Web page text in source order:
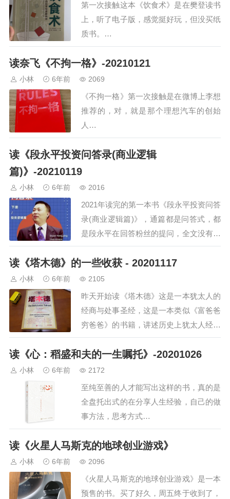
第一次接触这本《饮食术》是在樊登读书
上，听了电子版，感觉挺好玩，但没买纸
质书。…
读奈飞《不拘一格》-20210121
小林 6年前 2069
《不拘一格》第一次接触是在微博上李想
推荐的，对，就是那个理想汽车的创始
人…
读《段永平投资问答录(商业逻辑
篇)》-20210119
小林 6年前 2016
2021年读完的第一本书《段永平投资问答
录(商业逻辑篇)》，通篇都是问答式，都
是段永平在回答粉丝的提问，全文没有大
道理，感觉就是听一个长者在解答孩子们
好奇的问题看完之后，我更相信：大道至
简，都是常识。…
读《塔木德》的一些收获 - 20201117
小林 6年前 2105
昨天开始读《塔木德》这是一本犹太人的
经商与处事圣经，这是一本类似《富爸爸
穷爸爸》的书籍，讲述历史上犹太人经商
的一些思考和原则…
读《心：稻盛和夫的一生嘱托》-20201026
小林 6年前 2172
至纯至善的人才能写出这样的书，真的是
全盘托出式的在分享人生经验，自己的做
事方法，思考方式…
读《火星人马斯克的地球创业游戏》
小林 6年前 2096
《火星人马斯克的地球创业游戏》是一本
预售的书。买了好久，周五终于收到了，